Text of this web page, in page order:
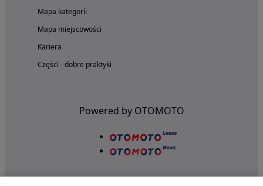
Mapa kategorii
Mapa miejscowości
Kariera
Części - dobre praktyki
Powered by OTOMOTO